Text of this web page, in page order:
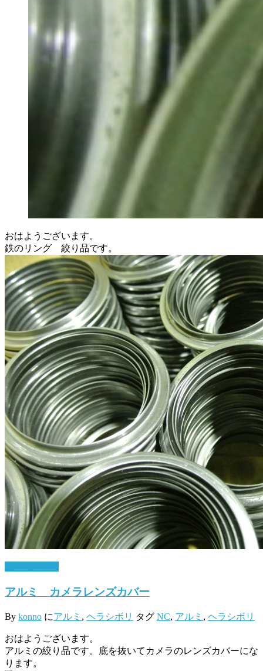
おはようございます。
鉄のリング 絞り品です。
アルミ カメラレンズカバー
By konno にアルミ , ヘラシボリ タグ NC, アルミ , ヘラシボリ
おはようございます。
アルミの絞り品です。底を抜いてカメラのレンズカバーにな
ります。